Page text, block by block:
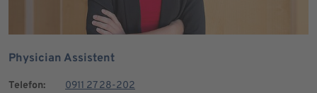
Physician Assistent
Telefon:
0911 27 28-202